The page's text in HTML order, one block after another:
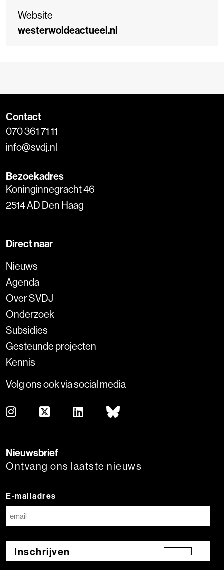
Website
westerwoldeactueel.nl
Contact
070 361 71 11
info@svdj.nl
Bezoekadres
Koninginnegracht 46
2514 AD Den Haag
Direct naar
Nieuws
Agenda
Over SVDJ
Onderzoek
Subsidies
Gesteunde projecten
Kennis
Volg ons ook via social media
Nieuwsbrief
Ontvang ons laatste nieuws
E-mailadres
Inschrijven